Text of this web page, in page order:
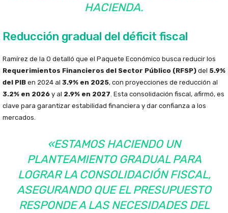
HACIENDA.
Reducción gradual del déficit fiscal
Ramírez de la O detalló que el Paquete Económico busca reducir los
Requerimientos Financieros del Sector Público (RFSP) del 5.9%
del PIB en 2024 al 3.9% en 2025, con proyecciones de reducción al
3.2% en 2026 y al 2.9% en 2027. Esta consolidación fiscal, afirmó, es
clave para garantizar estabilidad financiera y dar confianza a los
mercados.
«ESTAMOS HACIENDO UN
PLANTEAMIENTO GRADUAL PARA
LOGRAR LA CONSOLIDACIÓN FISCAL,
ASEGURANDO QUE EL PRESUPUESTO
RESPONDE A LAS NECESIDADES DEL